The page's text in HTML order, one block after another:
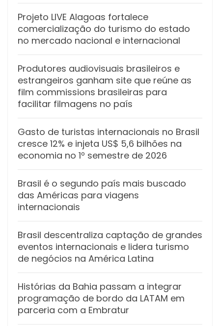
Projeto LIVE Alagoas fortalece
comercialização do turismo do estado
no mercado nacional e internacional
Produtores audiovisuais brasileiros e
estrangeiros ganham site que reúne as
film commissions brasileiras para
facilitar filmagens no país
Gasto de turistas internacionais no Brasil
cresce 12% e injeta US$ 5,6 bilhões na
economia no 1º semestre de 2026
Brasil é o segundo país mais buscado
das Américas para viagens
internacionais
Brasil descentraliza captação de grandes
eventos internacionais e lidera turismo
de negócios na América Latina
Histórias da Bahia passam a integrar
programação de bordo da LATAM em
parceria com a Embratur